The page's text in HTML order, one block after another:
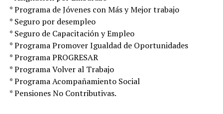
* Programa de Jóvenes con Más y Mejor trabajo
* Seguro por desempleo
* Seguro de Capacitación y Empleo
* Programa Promover Igualdad de Oportunidades
* Programa PROGRESAR
* Programa Volver al Trabajo
* Programa Acompañamiento Social
* Pensiones No Contributivas.